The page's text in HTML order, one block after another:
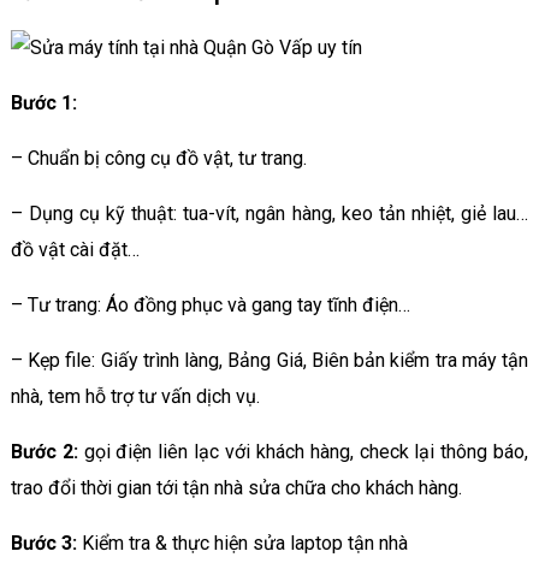
Bước 1:
– Chuẩn bị công cụ đồ vật, tư trang.
– Dụng cụ kỹ thuật: tua-vít, ngân hàng, keo tản nhiệt, giẻ lau…
đồ vật cài đặt…
– Tư trang: Áo đồng phục và gang tay tĩnh điện…
– Kẹp file: Giấy trình làng, Bảng Giá, Biên bản kiểm tra máy tận
nhà, tem hỗ trợ tư vấn dịch vụ.
Bước 2:gọi điện liên lạc với khách hàng, check lại thông báo,
trao đổi thời gian tới tận nhà sửa chữa cho khách hàng.
Bước 3:Kiểm tra & thực hiện sửa laptop tận nhà